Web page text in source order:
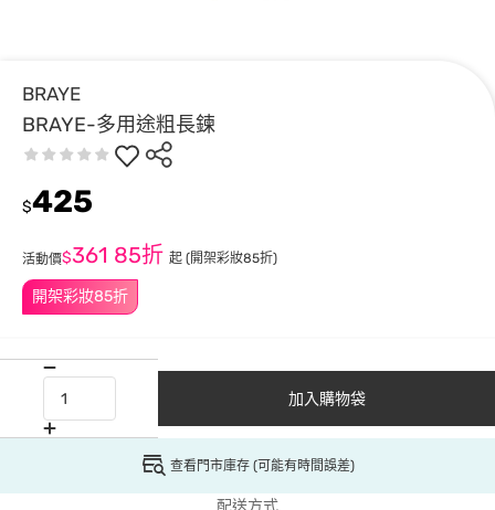
BRAYE
BRAYE-多用途粗長鍊
開架彩妝85折
$425
活動價$361 85折 起 (開架彩妝85折)
加入購物袋
查看門市庫存 (可能有時間誤差)
配送方式